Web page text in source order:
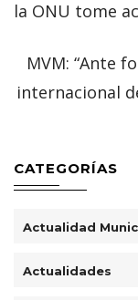
la ONU tome
MVM: “Ante
internacional
CATEGORÍAS
Actualidad
Actualidades